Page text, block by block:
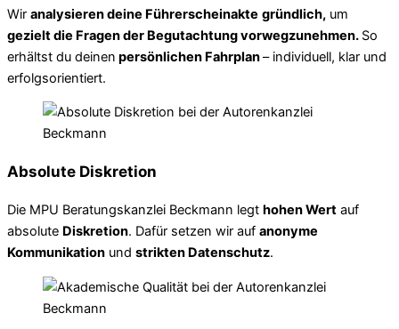
Wir analysieren deine Führerscheinakte gründlich, um
gezielt die Fragen der Begutachtung vorwegzunehmen. So
erhältst du deinen persönlichen Fahrplan– individuell, klar und
erfolgsorientiert.
Absolute Diskretion
Die MPU Beratungskanzlei Beckmann legt hohen Wert auf
absolute Diskretion. Dafür setzen wir auf anonyme
Kommunikation und strikten Datenschutz.